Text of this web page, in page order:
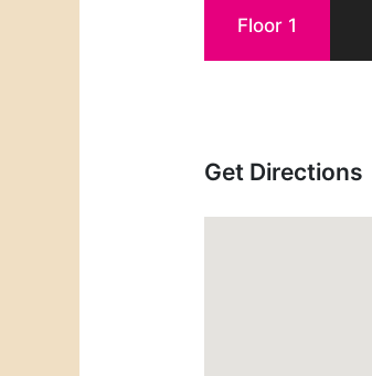
Floor 1
Get Directions